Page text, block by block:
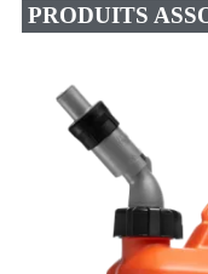
PRODUITS